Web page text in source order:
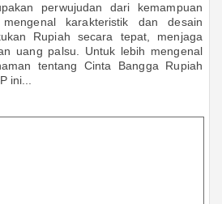
perwujudan dari kemampuan
karakteristik dan desain
Rupiah secara tepat, menjaga
uang palsu. Untuk lebih mengenal
tentang Cinta Bangga Rupiah
ini...